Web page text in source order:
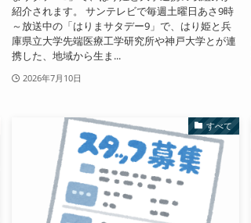
紹介されます。 サンテレビで毎週土曜日あさ9時
～放送中の「はりまサタデー9」で、はり姫と兵
庫県立大学先端医療工学研究所や神戸大学とが連
携した、地域から生ま...
2026年7月10日
すべて